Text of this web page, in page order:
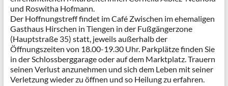
und Roswitha Hofmann.
Der Hoffnungstreff findet im Café Zwischen im ehemaligen
Gasthaus Hirschen in Tiengen in der Fußgängerzone
(Hauptstraße 35) statt, jeweils außerhalb der
Öffnungszeiten von 18.00-19.30 Uhr. Parkplätze finden Sie
in der Schlossberggarage oder auf dem Marktplatz. Trauern
seinen Verlust anzunehmen und sich dem Leben mit seiner
Verletzung wieder zu öffnen und so Heilung zu erfahren.